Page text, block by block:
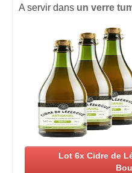
A servir dans un verre
Lot 6x Cidre de